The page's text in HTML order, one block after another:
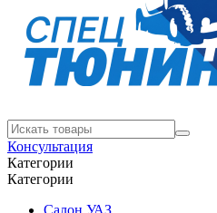
Консультация
Категории
Категории
Салон УАЗ